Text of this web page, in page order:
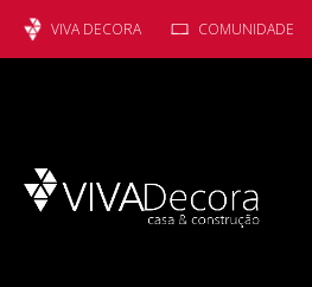
VIVA DECORA COMUNIDADE